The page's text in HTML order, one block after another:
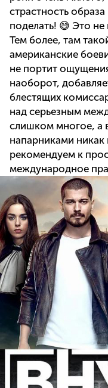
страстность
поделать! 😅 Это не
Тем более, там
американские
не портит
наоборот,
блестящих
над серьезным
слишком многое, а
напарниками
рекомендуем к
международное